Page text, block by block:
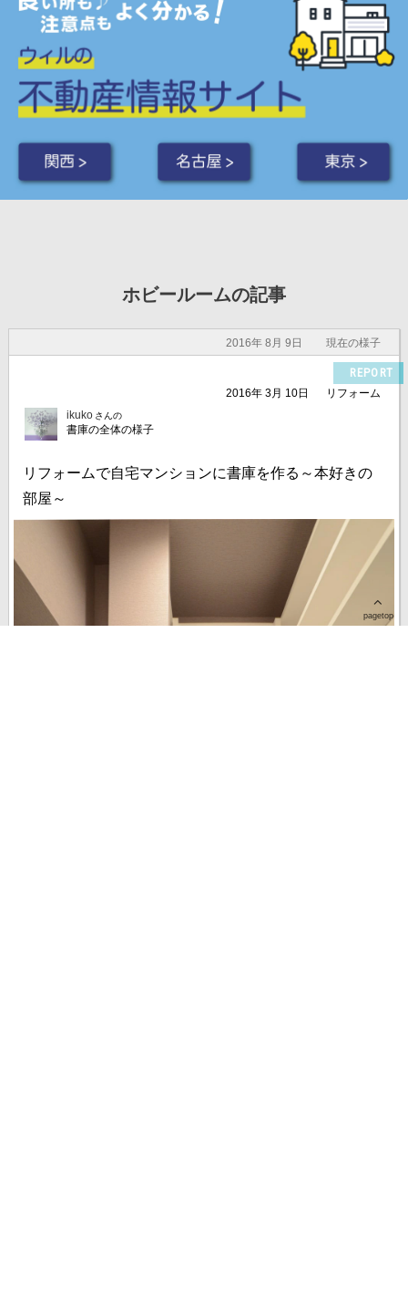
関西 > 名古屋 > 東京 >
ホビールームの記事
2016年 8月 9日 現在の様子
REPORT
2016年 3月 10日
リフォーム
ikuko さんの
書庫の全体の様子
リフォームで自宅マンションに書庫を作る～本好きの
部屋～
pagetop